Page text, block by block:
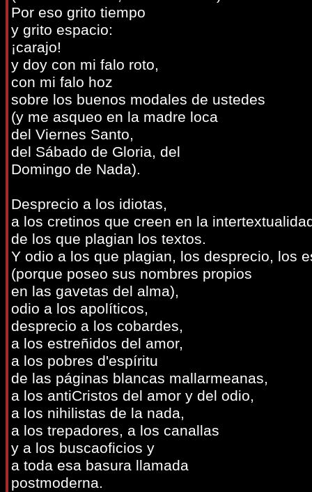
Por eso grito tiempo
y grito espacio:
¡carajo!
y doy con mi falo roto,
con mi falo hoz
sobre los buenos modales de ustedes
(y me asqueo en la madre loca
del Viernes Santo,
del Sábado de Gloria, del
Domingo de Nada).
Desprecio a los idiotas,
a los cretinos que creen en la
de los que plagian los textos.
Y odio a los que plagian, los desprecio, los
(porque poseo sus nombres propios
en las gavetas del alma),
odio a los apolíticos,
desprecio a los cobardes,
a los estreñidos del amor,
a los pobres d'espíritu
de las páginas blancas mallarmeanas,
a los antiCristos del amor y del odio,
a los nihilistas de la nada,
a los trepadores, a los canallas
y a los buscaoficios y
a toda esa basura llamada
postmoderna.